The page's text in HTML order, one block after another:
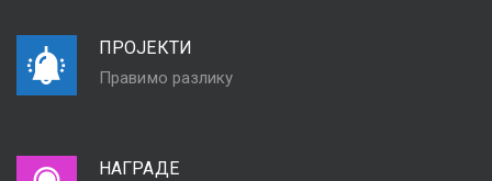
ПРОЈЕКТИ
Правимо разлику
НАГРАДЕ